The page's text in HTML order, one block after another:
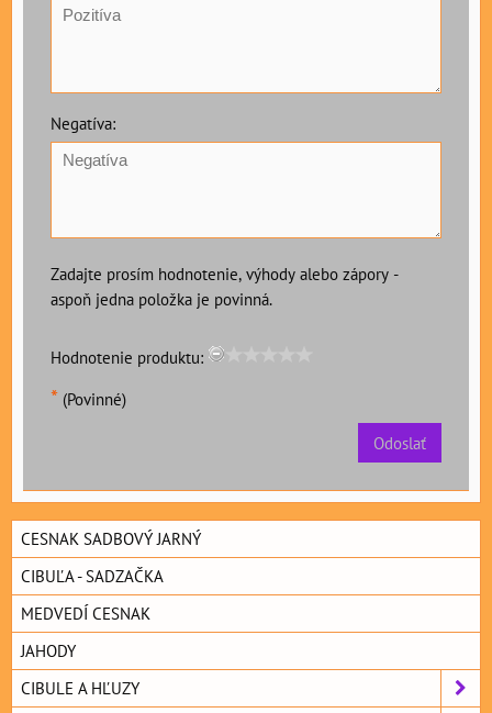
Negatíva:
Zadajte prosím hodnotenie, výhody alebo zápory -
aspoň jedna položka je povinná.
Hodnotenie produktu:
* (Povinné)
Odoslať
CESNAK SADBOVÝ JARNÝ
CIBUĽA - SADZAČKA
MEDVEDÍ CESNAK
JAHODY
CIBULE A HĽUZY